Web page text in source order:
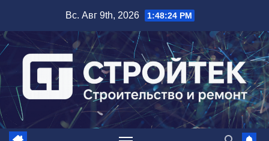
содержимому
Вс. Авг 9th, 2026 1:48:25 PM